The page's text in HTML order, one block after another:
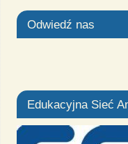
Odwiedź nas
Edukacyjna Sieć